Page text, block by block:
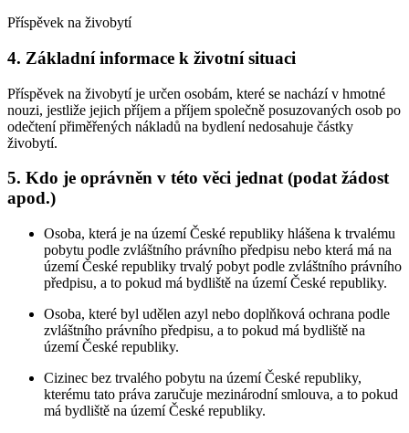
Příspěvek na živobytí
4. Základní informace k životní situaci
Příspěvek na živobytí je určen osobám, které se nachází v hmotné
nouzi, jestliže jejich příjem a příjem společně posuzovaných osob po
odečtení přiměřených nákladů na bydlení nedosahuje částky
živobytí.
5. Kdo je oprávněn v této věci jednat (podat žádost
apod.)
Osoba, která je na území České republiky hlášena k trvalému
pobytu podle zvláštního právního předpisu nebo která má na
území České republiky trvalý pobyt podle zvláštního právního
předpisu, a to pokud má bydliště na území České republiky.
Osoba, které byl udělen azyl nebo doplňková ochrana podle
zvláštního právního předpisu, a to pokud má bydliště na
území České republiky.
Cizinec bez trvalého pobytu na území České republiky,
kterému tato práva zaručuje mezinárodní smlouva, a to pokud
má bydliště na území České republiky.